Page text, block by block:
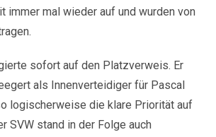
immer mal wieder auf und wurden von
sofort auf den Platzverweis. Er
als Innenverteidiger für Pascal
logischerweise die klare Priorität auf
SVW stand in der Folge auch